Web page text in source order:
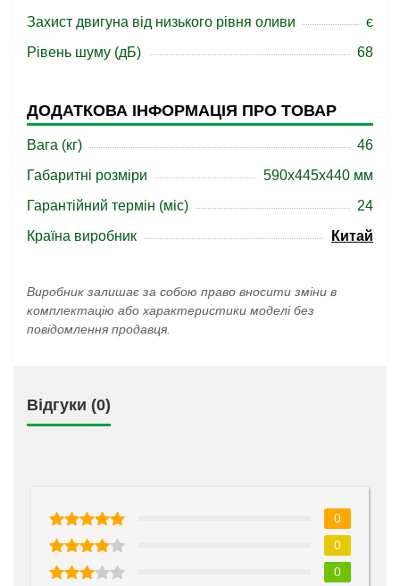
Захист двигуна від низького рівня оливи
є
Рівень шуму (дБ)
68
ДОДАТКОВА ІНФОРМАЦІЯ ПРО ТОВАР
Вага (кг)
46
Габаритні розміри
590x445x440 мм
Гарантійний термін (міс)
24
Країна виробник
Китай
Виробник залишає за собою право вносити зміни в
комплектацію або характеристики моделі без
повідомлення продавця.
Відгуки (0)
0
0
0